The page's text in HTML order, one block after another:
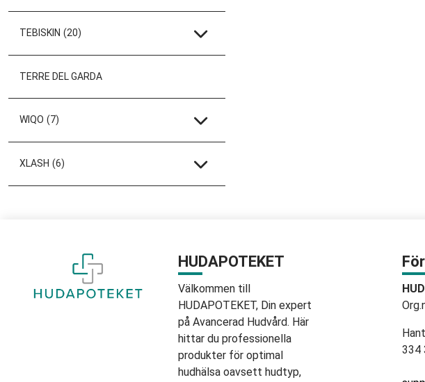
TEBISKIN (20)
TERRE DEL GARDA
WIQO (7)
XLASH (6)
HUDAPOTEKET
Välkommen till
HUDAPOTEKET, Din expert
på Avancerad Hudvård. Här
hittar du professionella
produkter för optimal
hudhälsa oavsett hudtyp,
334